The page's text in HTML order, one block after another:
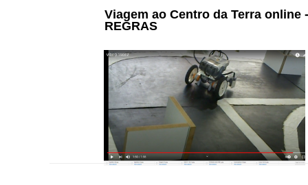
Viagem ao Centro da Terra online -
REGRAS